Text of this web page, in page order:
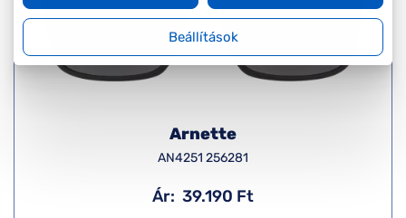
Arnette
AN4251 256281
Ár: 39.190 Ft
Beállítások